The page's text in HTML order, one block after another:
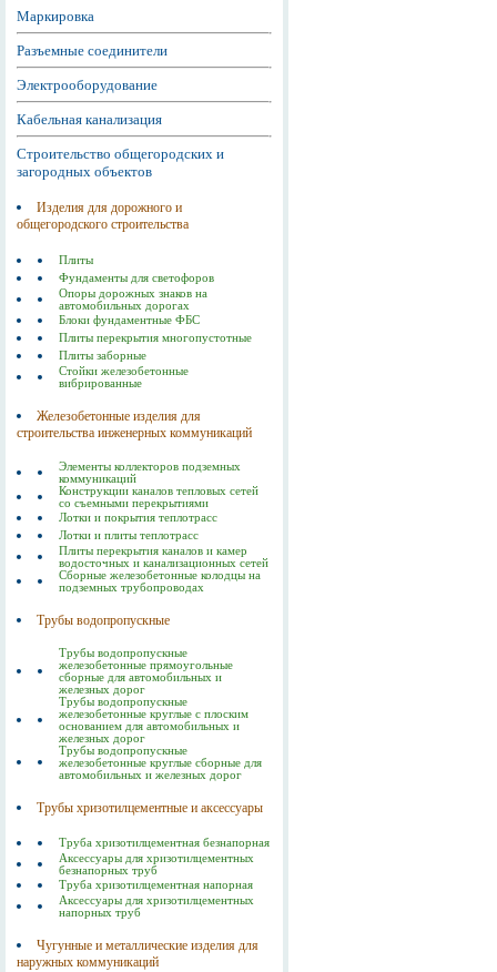
Маркировка
Разъемные соединители
Электрооборудование
Кабельная канализация
Строительство общегородских и
загородных объектов
Изделия для дорожного и
общегородского строительства
Плиты
Фундаменты для светофоров
Опоры дорожных знаков на
автомобильных дорогах
Блоки фундаментные ФБС
Плиты перекрытия многопустотные
Плиты заборные
Стойки железобетонные
вибрированные
Железобетонные изделия для
строительства инженерных коммуникаций
Элементы коллекторов подземных
коммуникаций
Конструкции каналов тепловых сетей
со съемными перекрытиями
Лотки и покрытия теплотрасс
Лотки и плиты теплотрасс
Плиты перекрытия каналов и камер
водосточных и канализационных сетей
Сборные железобетонные колодцы на
подземных трубопроводах
Трубы водопропускные
Трубы водопропускные
железобетонные прямоугольные
сборные для автомобильных и
железных дорог
Трубы водопропускные
железобетонные круглые с плоским
основанием для автомобильных и
железных дорог
Трубы водопропускные
железобетонные круглые сборные для
автомобильных и железных дорог
Трубы хризотилцементные и аксессуары
Труба хризотилцементная безнапорная
Аксессуары для хризотилцементных
безнапорных труб
Труба хризотилцементная напорная
Аксессуары для хризотилцементных
напорных труб
Чугунные и металлические изделия для
наружных коммуникаций